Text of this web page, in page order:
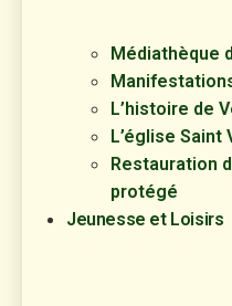
Médiathèque
L’histoire de
L’église Saint
Restauration
protégé
Jeunesse et Loisirs